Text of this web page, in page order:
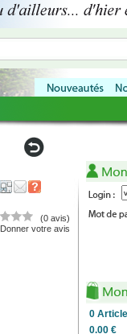
(0 avis)
Donner votre avis
0 Article
0.00 €